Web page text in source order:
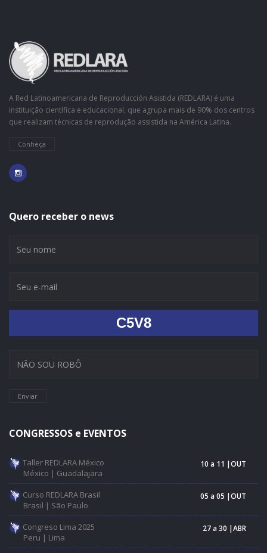
A Red Latinoamericana de Reproducción Asistida (REDLARA) é uma
instituição científica e educacional, que agrupa mais de 90% dos centros
que realizam técnicas de reprodução assistida na América Latina.
Conheça
Quero receber o news
C5V8
Enviar
CONGRESSOS e EVENTOS
Taller REDLARA México
México | Guadalajara
10 a 11 |OUT
Curso REDLARA Brasil
Brasil | São Paulo
05 a 05 |OUT
Congreso Lima 2025
Peru | Lima
27 a 30 |ABR